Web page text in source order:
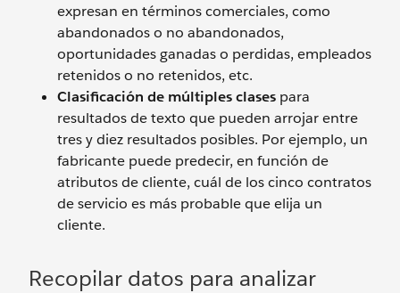
expresan en términos comerciales, como
abandonados o no abandonados,
oportunidades ganadas o perdidas, empleados
retenidos o no retenidos, etc.
Clasificación de múltiples clases para
resultados de texto que pueden arrojar entre
tres y diez resultados posibles. Por ejemplo, un
fabricante puede predecir, en función de
atributos de cliente, cuál de los cinco contratos
de servicio es más probable que elija un
cliente.
Recopilar datos para analizar